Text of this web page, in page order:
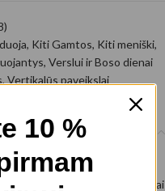
, Kiti Gamtos, Kiti meniški,
, Verslui ir Boso dienai
, Vertikalūs paveikslai
aštuoni drambliai dažnai
10 %